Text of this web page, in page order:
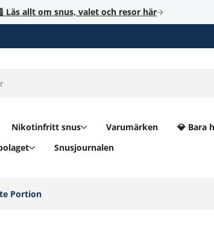
Läs allt om snus, valet och resor här
Nikotinfritt snus Varumärken
💎 Bara
Snusjournalen
Portion‎